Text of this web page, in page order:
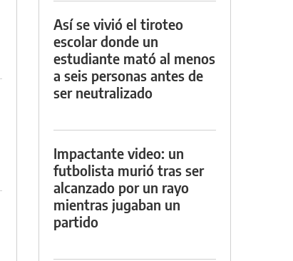
Así se vivió el tiroteo
escolar donde un
estudiante mató al menos
a seis personas antes de
ser neutralizado
Impactante video: un
futbolista murió tras ser
alcanzado por un rayo
mientras jugaban un
partido